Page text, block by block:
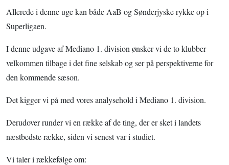
Allerede i denne uge kan både AaB og Sønderjyske rykke op i
Superligaen.
I denne udgave af Mediano 1. division ønsker vi de to klubber
velkommen tilbage i det fine selskab og ser på perspektiverne for
den kommende sæson.
Det kigger vi på med vores analysehold i Mediano 1. division.
Derudover runder vi en række af de ting, der er sket i landets
næstbedste række, siden vi senest var i studiet.
Vi taler i rækkefølge om: